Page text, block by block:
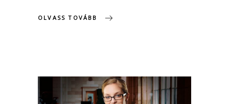
OLVASS TOVÁBB